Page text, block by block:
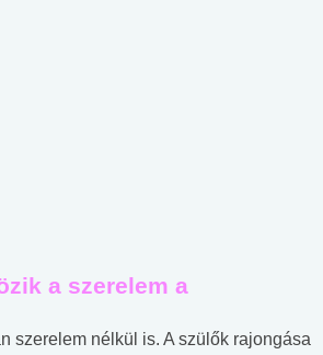
a szerelem a
szerelem nélkül is. A szülők rajongása